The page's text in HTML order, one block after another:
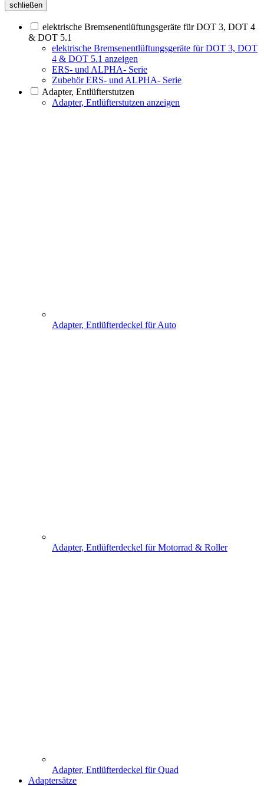
schließen
elektrische Bremsenentlüftungsgeräte für DOT 3, DOT 4
& DOT 5.1
elektrische Bremsenentlüftungsgeräte für DOT 3, DOT
4 & DOT 5.1 anzeigen
ERS- und ALPHA- Serie
Zubehör ERS- und ALPHA- Serie
Adapter, Entlüfterstutzen
Adapter, Entlüfterstutzen anzeigen
Adapter, Entlüfterdeckel für Auto
Adapter, Entlüfterdeckel für Motorrad & Roller
Adapter, Entlüfterdeckel für Quad
Adaptersätze